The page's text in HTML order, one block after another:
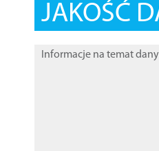
JAKOŚĆ
Informacje na temat